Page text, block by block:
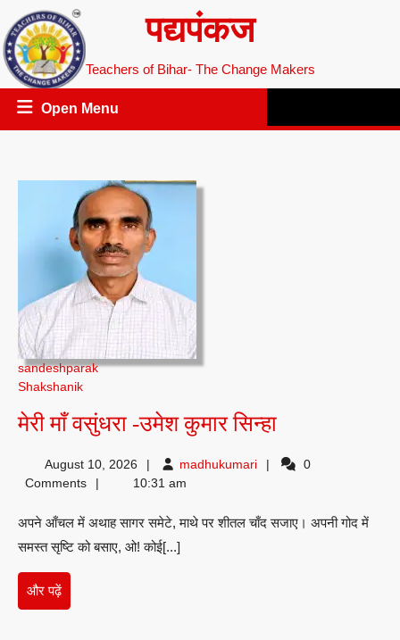
to
content
पद्यपंकज
Teachers of Bihar- The Change Makers
Open Menu
sandeshparak
Shakshanik
मेरी माँ वसुंधरा -उमेश कुमार सिन्हामेरी
वसुंधरा
कुमार
August 10, 2026 madhukumarimadhukumari
0
Comments
10:31 am
अपने आँचल में अथाह सागर समेटे, माथे पर शीतल चाँद सजाए। अपनी गोद में
समस्त सृष्टि को बसाए, ओ! कोई[...]
और पढ़ेंऔर
पढ़ें